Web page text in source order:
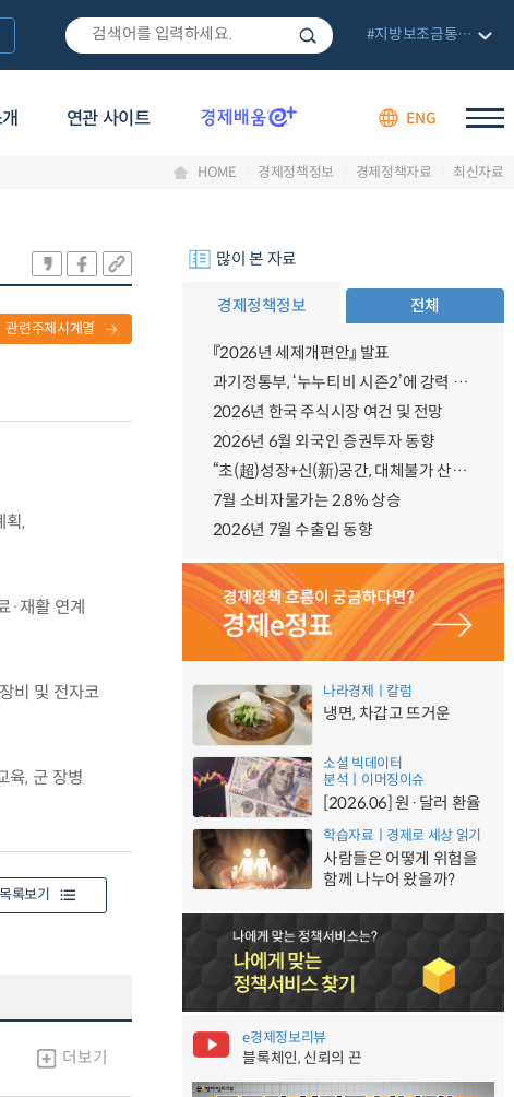
연관 사이트 ENG
#지방보조금통합관리망
HOME 경제정책정보 경제정책자료 최신자료
관련주제시계열
획,
·재활 연계
비 및 전자코
육, 군 장병
목록보기
더보기
많이 본 자료
경제정책정보 전체
『2026년 세제개편안』 발표
과기정통부, ‘누누티비 시즌2’에 강력 대응 의지 밝혀
2026년 한국 주식시장 여건 및 전망
2026년 6월 외국인 증권투자 동향
“초(超)성장+신(新)공간, 대체불가 산업강국”
7월 소비자물가는 2.8% 상승
2026년 7월 수출입 동향
나라경제ㅣ칼럼
냉면, 차갑고 뜨거운
소셜 빅데이터
분석ㅣ이머징이슈
[2026.06] 원·달러 환율
학습자료ㅣ경제로 세상 읽기
사람들은 어떻게 위험을
함께 나누어 왔을까?
e경제정보리뷰
블록체인, 신뢰의 끈